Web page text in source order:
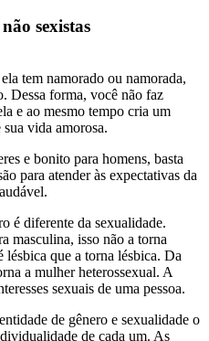
sexistas
tem namorado ou namorada,
Dessa forma, você não faz
e ao mesmo tempo cria um
vida amorosa.
e bonito para homens, basta
para atender às expectativas da
é diferente da sexualidade.
masculina, isso não a torna
que a torna lésbica. Da
a mulher heterossexual. A
sexuais de uma pessoa.
de gênero e sexualidade o
de cada um. As